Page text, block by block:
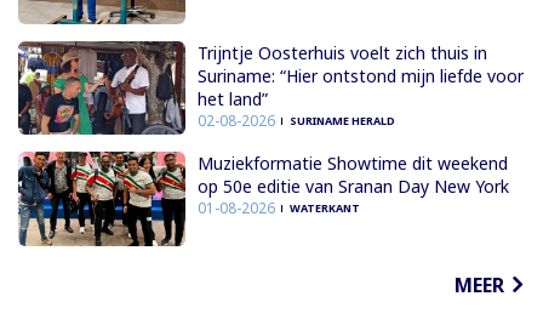
Trijntje Oosterhuis voelt zich thuis in
Suriname: “Hier ontstond mijn liefde voor
het land”
02-08-2026 SURINAME HERALD
Muziekformatie Showtime dit weekend
op 50e editie van Sranan Day New York
01-08-2026 WATERKANT
MEER